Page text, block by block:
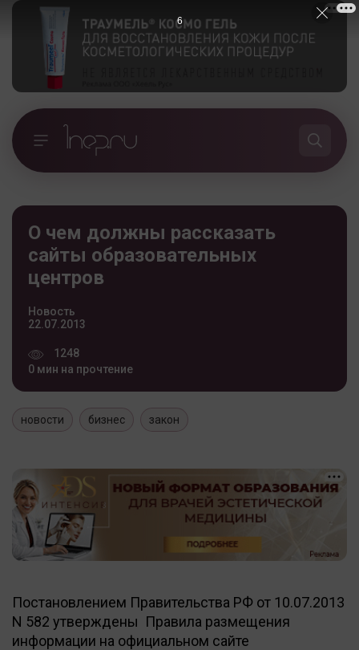
О чем должны рассказать
сайты образовательных
центров
Новость
22.07.2013
1248
0 мин на прочтение
новости бизнес закон
Постановлением Правительства РФ от 10.07.2013
N 582 утверждены Правила размещения
информации на официальном сайте
5